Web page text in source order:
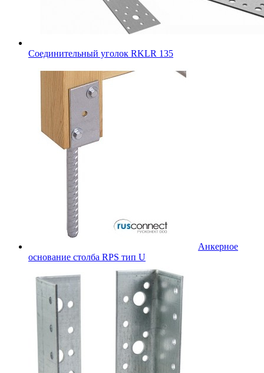
Соединительный уголок RKLR 135
Анкерное
основание столба RPS тип U